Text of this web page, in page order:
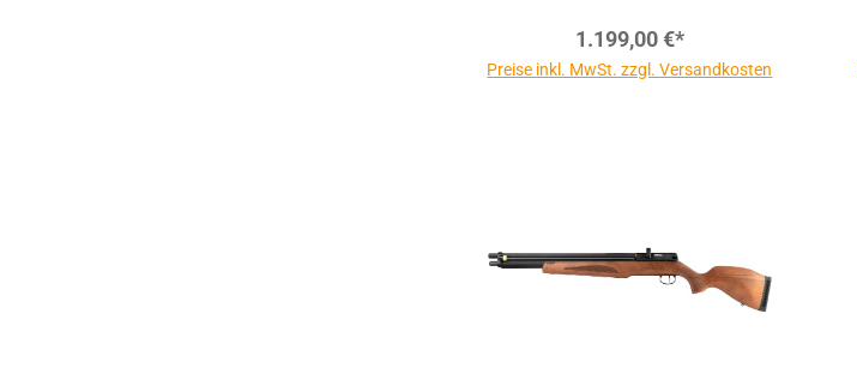
1.199,00 €*
Preise inkl. MwSt. zzgl. Versandkosten